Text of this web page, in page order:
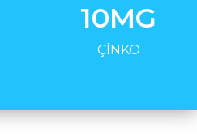
İzomaltuloz
birlikte
Magnezyum
10MG
ÇİNKO